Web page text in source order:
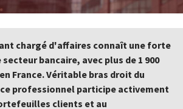
chargé d'affaires connaît une forte
bancaire, avec plus de 1 900
France. Véritable bras droit du
professionnel participe activement
clients et au